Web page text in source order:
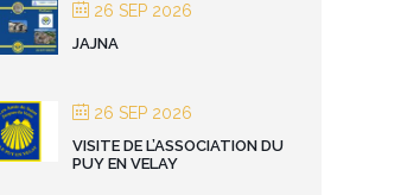
26 SEP 2026
JAJNA
26 SEP 2026
VISITE DE L’ASSOCIATION DU
PUY EN VELAY